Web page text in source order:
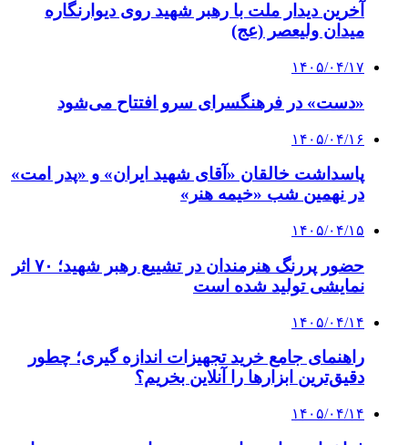
آخرین دیدار ملت با رهبر شهید روی دیوارنگاره
میدان ولیعصر (عج)
۱۴۰۵/۰۴/۱۷
«دست» در فرهنگسرای سرو افتتاح می‌شود
۱۴۰۵/۰۴/۱۶
پاسداشت خالقان «آقای شهید ایران» و «پدر امت»
در نهمین شب «خیمه هنر»
۱۴۰۵/۰۴/۱۵
حضور پررنگ هنرمندان در تشییع رهبر شهید؛ ۷۰ اثر
نمایشی تولید شده است
۱۴۰۵/۰۴/۱۴
راهنمای جامع خرید تجهیزات اندازه گیری؛ چطور
دقیق‌ترین ابزارها را آنلاین بخریم؟
۱۴۰۵/۰۴/۱۴